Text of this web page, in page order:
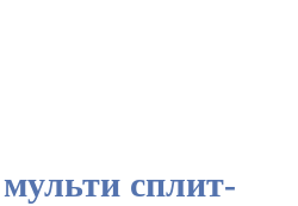
сплит-